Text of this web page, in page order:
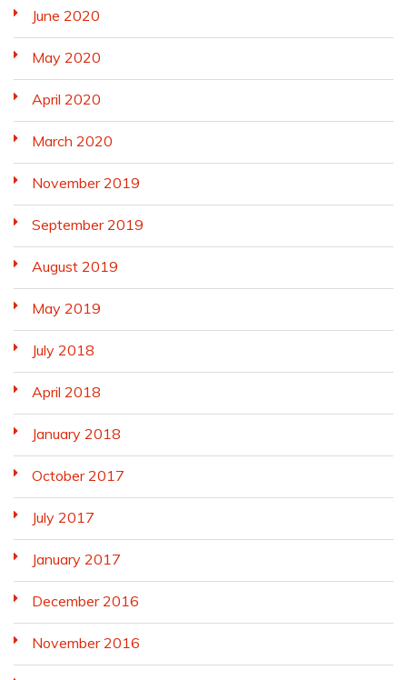
June 2020
May 2020
April 2020
March 2020
November 2019
September 2019
August 2019
May 2019
July 2018
April 2018
January 2018
October 2017
July 2017
January 2017
December 2016
November 2016